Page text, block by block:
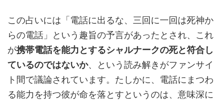
この占いには「電話に出るな、三回に一回は死神か
らの電話」という趣旨の予言があったとされ、これ
が携帯電話を能力とするシャルナークの死と符合し
ているのではないか、という読み解きがファンサイ
ト間で議論されています。たしかに、電話にまつわ
る能力を持つ彼が命を落とすというのは、意味深に